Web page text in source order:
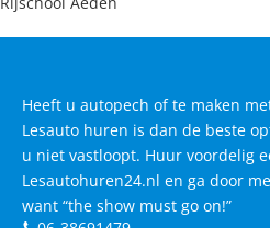
Heeft u autopech of te maken
Lesauto huren is dan de beste
u niet vastloopt. Huur voordelig
Lesautohuren24.nl en ga door
want “the show must go on!”